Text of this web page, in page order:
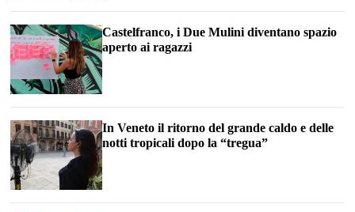
Castelfranco, i Due Mulini diventano spazio
aperto ai ragazzi
In Veneto il ritorno del grande caldo e delle
notti tropicali dopo la “tregua”